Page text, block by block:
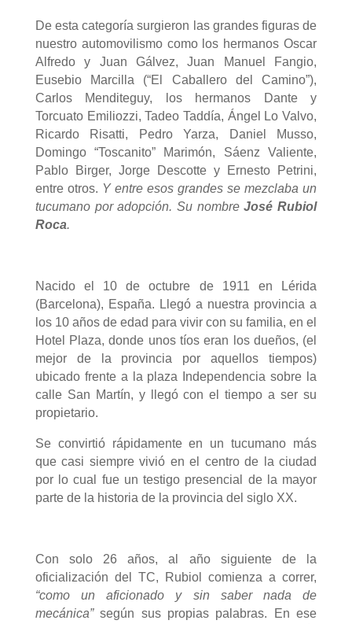
De esta categoría surgieron las grandes figuras de
nuestro automovilismo como los hermanos Oscar
Alfredo y Juan Gálvez, Juan Manuel Fangio,
Eusebio Marcilla (“El Caballero del Camino”),
Carlos Menditeguy, los hermanos Dante y
Torcuato Emiliozzi, Tadeo Taddía, Ángel Lo Valvo,
Ricardo Risatti, Pedro Yarza, Daniel Musso,
Domingo “Toscanito” Marimón, Sáenz Valiente,
Pablo Birger, Jorge Descotte y Ernesto Petrini,
entre otros. Y entre esos grandes se mezclaba un
tucumano por adopción. Su nombreJosé Rubiol
Roca.
Nacido el 10 de octubre de 1911 en Lérida
(Barcelona), España. Llegó a nuestra provincia a
los 10 años de edad para vivir con su familia, en el
Hotel Plaza, donde unos tíos eran los dueños, (el
mejor de la provincia por aquellos tiempos)
ubicado frente a la plaza Independencia sobre la
calle San Martín, y llegó con el tiempo a ser su
propietario.
Se convirtió rápidamente en un tucumano más
que casi siempre vivió en el centro de la ciudad
por lo cual fue un testigo presencial de la mayor
parte de la historia de la provincia del siglo XX.
Con solo 26 años, al año siguiente de la
oficialización del TC, Rubiol comienza a correr,
“como un aficionado y sin saber nada de
mecánica”según sus propias palabras. En ese